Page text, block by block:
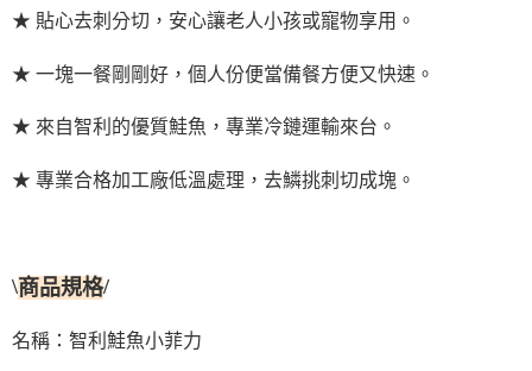
★ 貼心去刺分切，安心讓老人小孩或寵物享用。
★ 一塊一餐剛剛好，個人份便當備餐方便又快速。
★ 來自智利的優質鮭魚，專業冷鏈運輸來台。
★ 專業合格加工廠低溫處理，去鱗挑刺切成塊。
\商品規格/
名稱： 智利鮭魚小菲力